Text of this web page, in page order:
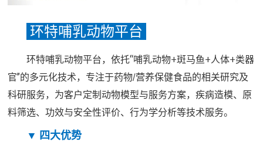
环特哺乳动物平台
环特哺乳动物平台，依托“哺乳动物+斑马鱼+人体+类器
官”的多元化技术，专注于药物/营养保健食品的相关研究及
科研服务，为客户定制动物模型与服务方案，疾病造模、原
料筛选、功效与安全性评价、行为学分析等技术服务。
▼ 四大优势